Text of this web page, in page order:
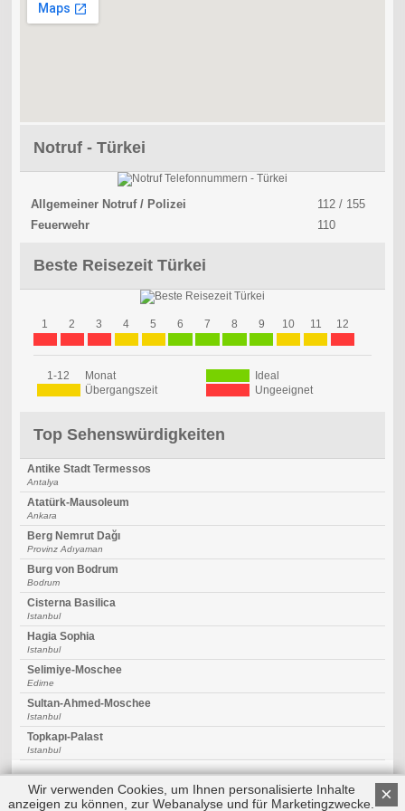
Notruf - Türkei
Allgemeiner Notruf / Polizei
112 / 155
Feuerwehr
110
Beste Reisezeit Türkei
1 2 3 4 5 6 7 8 9 10 11 12
1-12 Monat
Ideal
Übergangszeit
Ungeeignet
Top Sehenswürdigkeiten
Antike Stadt Termessos
Antalya
Atatürk-Mausoleum
Ankara
Berg Nemrut Dağı
Provinz Adıyaman
Burg von Bodrum
Bodrum
Cisterna Basilica
Istanbul
Hagia Sophia
Istanbul
Selimiye-Moschee
Edirne
Sultan-Ahmed-Moschee
Istanbul
Topkapı-Palast
Istanbul
×
Wir verwenden Cookies, um Ihnen personalisierte Inhalte
anzeigen zu können, zur Webanalyse und für Marketingzwecke.